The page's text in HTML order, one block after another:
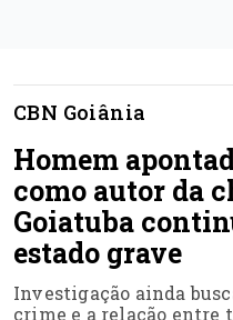
CBN Goiânia
Homem
como autor da
Goiatuba
estado grave
Investigação ainda
crime e a relação entre